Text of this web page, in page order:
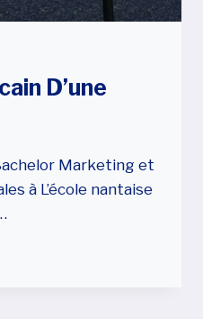
D’une
Marketing et
à L’école nantaise